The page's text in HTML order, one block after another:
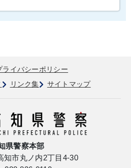
ライバシーポリシー
リンク集 サイトマップ
県警察本部
知市丸ノ内2丁目4-30